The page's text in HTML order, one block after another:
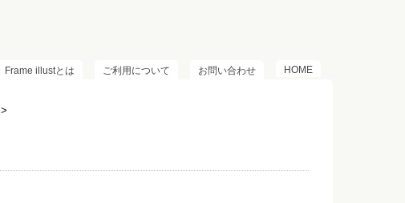
HOME
お問い合わせ
ご利用について
Frame illustとは
>